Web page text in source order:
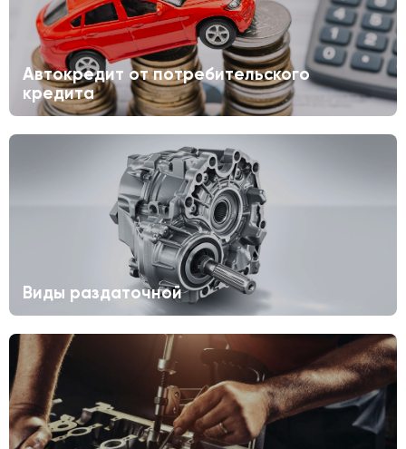
Автокредит от потребительского
кредита
Виды раздаточной